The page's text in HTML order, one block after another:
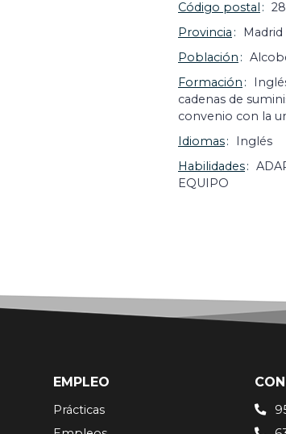
Código postal
Provincia
Madrid
Población
Formación
cadenas de
convenio con la
Idiomas
Inglés
Habilidades
EQUIPO
EMPLEO
Prácticas